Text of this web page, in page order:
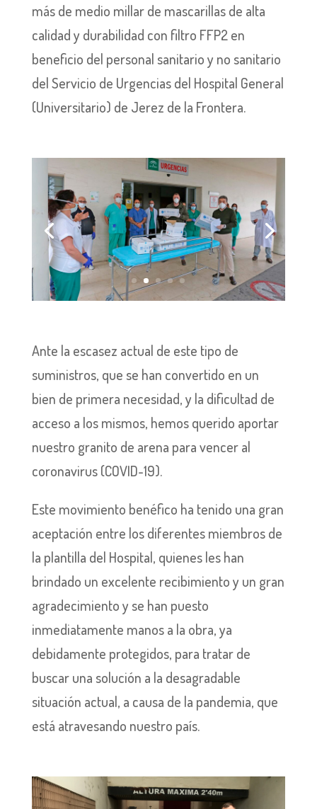
más de medio millar de mascarillas de alta
calidad y durabilidad con filtro FFP2 en
beneficio del personal sanitario y no sanitario
del Servicio de Urgencias del Hospital General
(Universitario) de Jerez de la Frontera.
Ante la escasez actual de este tipo de
suministros, que se han convertido en un
bien de primera necesidad, y la dificultad de
acceso a los mismos, hemos querido aportar
nuestro granito de arena para vencer al
coronavirus (COVID-19).
Este movimiento benéfico ha tenido una gran
aceptación entre los diferentes miembros de
la plantilla del Hospital, quienes les han
brindado un excelente recibimiento y un gran
agradecimiento y se han puesto
inmediatamente manos a la obra, ya
debidamente protegidos, para tratar de
buscar una solución a la desagradable
situación actual, a causa de la pandemia, que
está atravesando nuestro país.